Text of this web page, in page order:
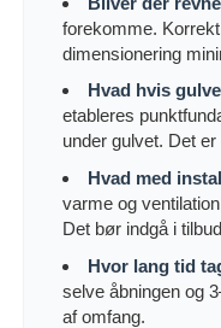
forekomme.
dimensionering
Hvad hvis
etableres
under gulvet. Det
Hvad med
varme og
Det bør indgå i
Hvor lang tid
selve åbningen og
af omfang.